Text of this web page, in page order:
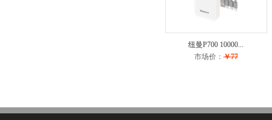
纽曼P700 10000...
市场价： ￥77